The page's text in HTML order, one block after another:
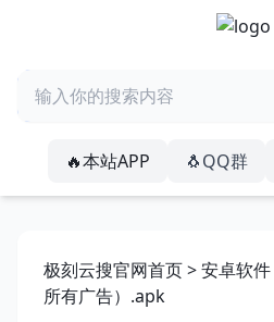
🔥本站APP 🐧QQ群
极刻云搜官网首页>安卓软件
所有广告）.apk